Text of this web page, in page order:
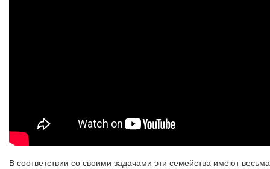
В соответствии со своими задачами эти семейства имеют